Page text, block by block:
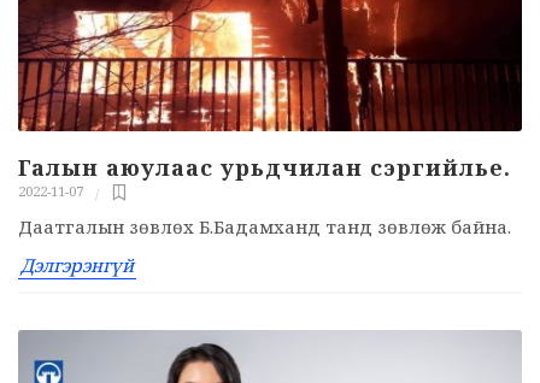
Галын аюулаас урьдчилан сэргийлье.
2022-11-07
Даатгалын зөвлөх Б.Бадамханд танд зөвлөж байна.
Дэлгэрэнгүй